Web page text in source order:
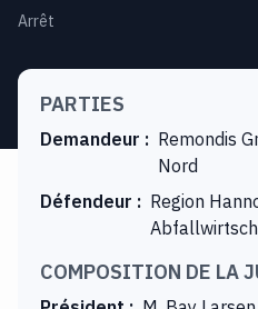
Arrêt
PARTIES
Demandeur : Remondis
Nord
Défendeur : Region
COMPOSITION DE LA